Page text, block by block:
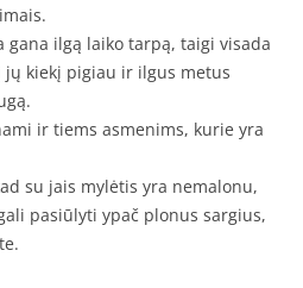
gana ilgą laiko tarpą, taigi visada
kiekį pigiau ir ilgus metus
ir tiems asmenims, kurie yra
su jais mylėtis yra nemalonu,
pasiūlyti ypač plonus sargius,